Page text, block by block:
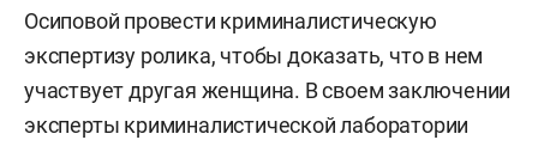
Осиповой провести криминалистическую
экспертизу ролика, чтобы доказать, что в нем
участвует другая женщина. В своем заключении
эксперты криминалистической лаборатории